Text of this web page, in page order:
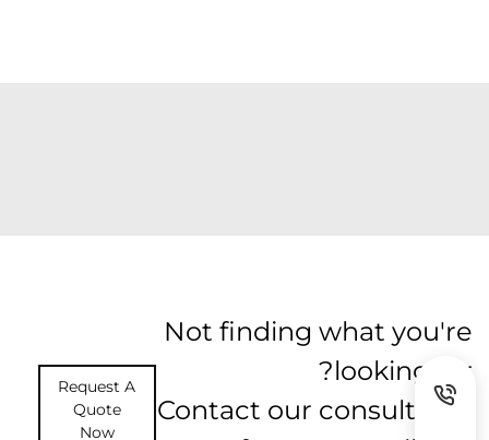
Not finding what you're
looking for?
Contact our consultants
Request A
Quote
Now